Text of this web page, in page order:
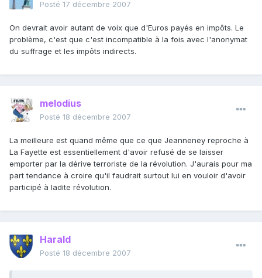
Posté 17 décembre 2007
On devrait avoir autant de voix que d'Euros payés en impôts. Le
problème, c'est que c'est incompatible à la fois avec l'anonymat
du suffrage et les impôts indirects.
melodius
Posté 18 décembre 2007
La meilleure est quand même que ce que Jeanneney reproche à
La Fayette est essentiellement d'avoir refusé de se laisser
emporter par la dérive terroriste de la révolution. J'aurais pour ma
part tendance à croire qu'il faudrait surtout lui en vouloir d'avoir
participé à ladite révolution.
Harald
Posté 18 décembre 2007